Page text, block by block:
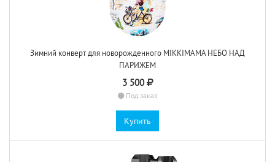
Зимний конверт для новорожденного MIKKIMAMA НЕБО НАД
ПАРИЖЕМ
3 500
Под заказ
Купить